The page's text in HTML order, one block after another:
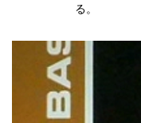
る。